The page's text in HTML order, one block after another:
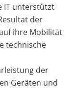
IT unterstützt
der
ihre Mobilität
technische
der
Geräten und